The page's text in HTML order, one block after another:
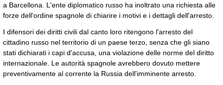
a Barcellona. L'ente diplomatico russo ha inoltrato una richiesta alle
forze dell'ordine spagnole di chiarire i motivi e i dettagli dell'arresto.
I difensori dei diritti civili dal canto loro ritengono l'arresto del
cittadino russo nel territorio di un paese terzo, senza che gli siano
stati dichiarati i capi d'accusa, una violazione delle norme del diritto
internazionale. Le autorità spagnole avrebbero dovuto mettere
preventivamente al corrente la Russia dell'imminente arresto.